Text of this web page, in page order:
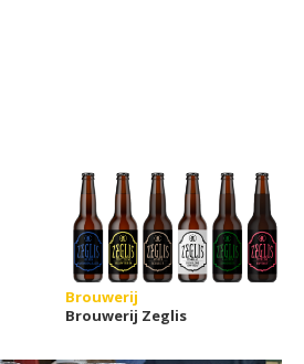
Brouwerij
Brouwerij Zeglis